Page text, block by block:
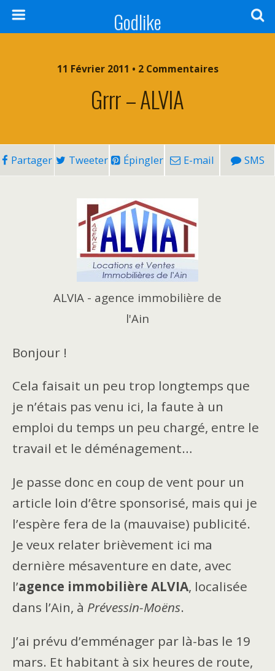
Godlike
11 Février 2011 • 2 Commentaires
Grrr – ALVIA
Partager Tweeter Épingler E-mail SMS
ALVIA - agence immobilière de
l'Ain
Bonjour !
Cela faisait un peu trop longtemps que
je n’étais pas venu ici, la faute à un
emploi du temps un peu chargé, entre le
travail et le déménagement…
Je passe donc en coup de vent pour un
article loin d’être sponsorisé, mais qui je
l’espère fera de la (mauvaise) publicité.
Je veux relater brièvement ici ma
dernière mésaventure en date, avec
l’agence immobilière ALVIA, localisée
dans l’Ain, à Prévessin-Moëns.
J’ai prévu d’emménager par là-bas le 19
mars. Et habitant à six heures de route,